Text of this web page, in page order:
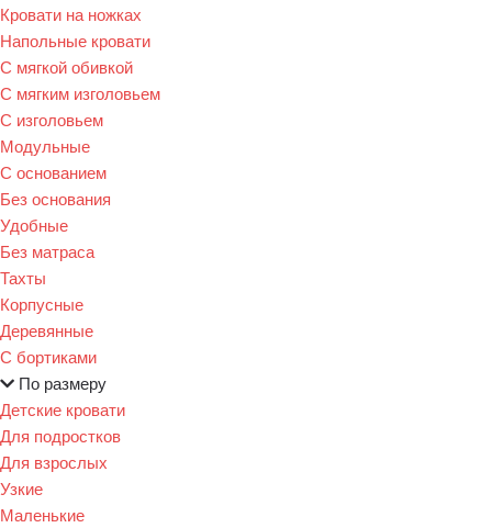
Кровати на ножках
Напольные кровати
С мягкой обивкой
С мягким изголовьем
С изголовьем
Модульные
С основанием
Без основания
Удобные
Без матраса
Тахты
Корпусные
Деревянные
С бортиками
По размеру
Детские кровати
Для подростков
Для взрослых
Узкие
Маленькие